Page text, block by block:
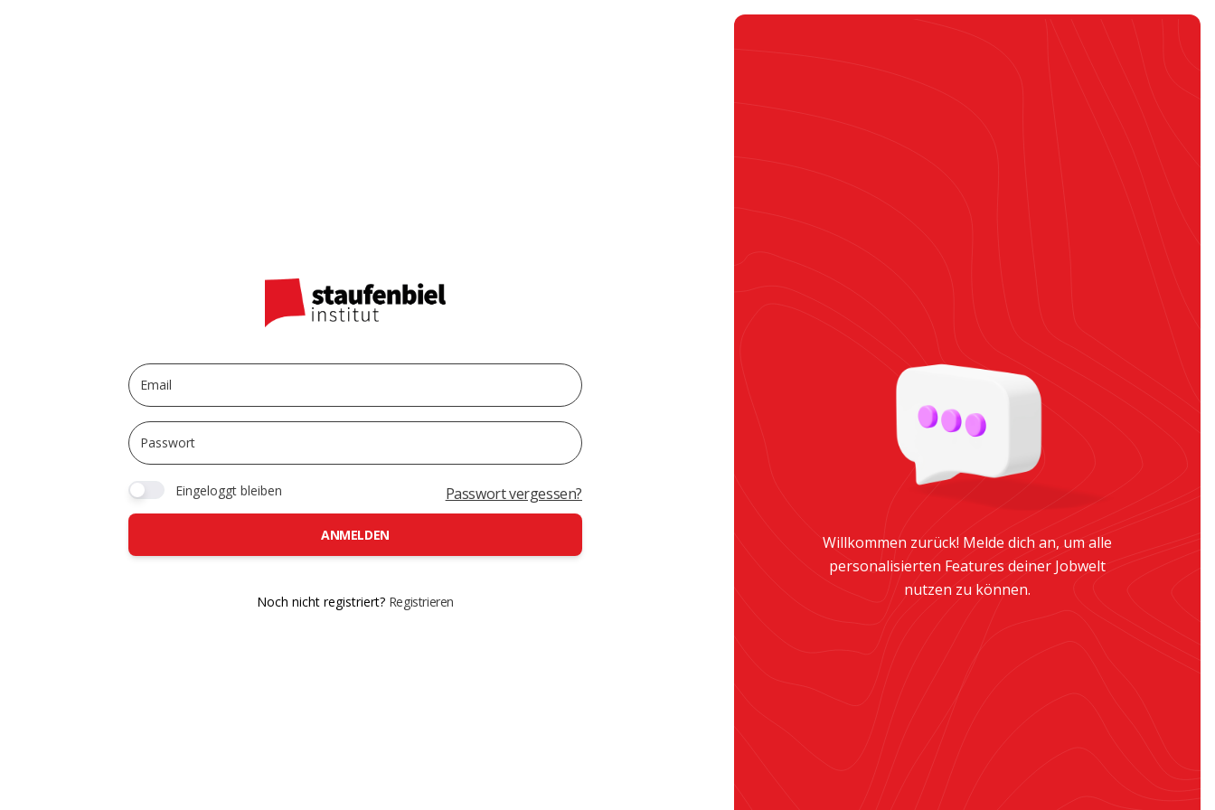
Eingeloggt bleiben Passwort vergessen?
ANMELDEN
Noch nicht registriert? Registrieren
Willkommen zurück! Melde dich an, um alle
personalisierten Features deiner Jobwelt
nutzen zu können.